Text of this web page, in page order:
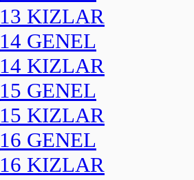
13 KIZLAR
14 GENEL
14 KIZLAR
15 GENEL
15 KIZLAR
16 GENEL
16 KIZLAR